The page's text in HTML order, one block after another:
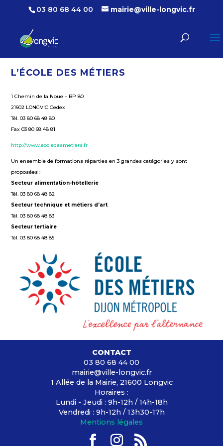
03 80 68 44 00 mairie@ville-longvic.fr
L’ÉCOLE DES MÉTIERS
1 Chemin de la Noue – BP 80
21602 LONGVIC Cedex
Tél. 03 80 68 48 80
Fax 03 80 68 48 81
http://www.ecoledesmetiers.fr
Un ensemble de formations réparties en 3 grandes catégories y sont
proposées :
Secteur alimentation-hôtellerie
Tél. 03 80 68 48 82
Secteur technique et métiers d’art
Tél. 03 80 68 48 83
Secteur tertiaire
Tél. 03 80 68 48 85
CONTACT
03 80 68 44 00
mairie@ville-longvic.fr
1 Allée de la Mairie, 21600 Longvic
Horaires :
Lundi - Jeudi : 9h-12h / 14h-18h
Vendredi : 9h-12h / 13h30-17h
Mentions légales